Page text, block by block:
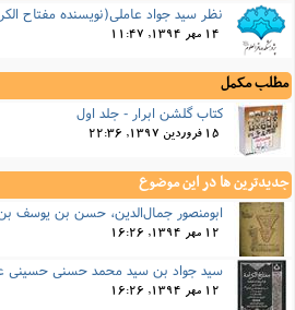
14 مهر 1394, 11:47
مطلب مکمل
کتاب گلشن ابرار - جلد اول
15 فروردین 1397, 22:36
جدیدترین ها در این موضوع
ابومنصور جمال‌الدین، حسن بن یوسف
12 مهر 1394, 16:26
12 مهر 1394, 16:26